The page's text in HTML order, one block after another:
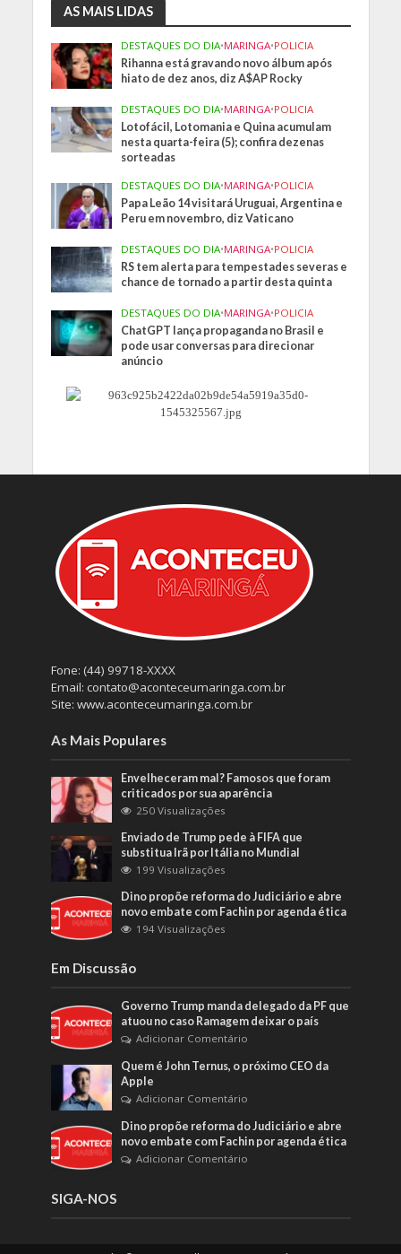
AS MAIS LIDAS
DESTAQUES DO DIA•MARINGA•POLICIA
Rihanna está gravando novo álbum após
hiato de dez anos, diz A$AP Rocky
DESTAQUES DO DIA•MARINGA•POLICIA
Lotofácil, Lotomania e Quina acumulam
nesta quarta-feira (5); confira dezenas
sorteadas
DESTAQUES DO DIA•MARINGA•POLICIA
Papa Leão 14 visitará Uruguai, Argentina e
Peru em novembro, diz Vaticano
DESTAQUES DO DIA•MARINGA•POLICIA
RS tem alerta para tempestades severas e
chance de tornado a partir desta quinta
DESTAQUES DO DIA•MARINGA•POLICIA
ChatGPT lança propaganda no Brasil e
pode usar conversas para direcionar
anúncio
Fone: (44) 99718-XXXX
Email: contato@aconteceumaringa.com.br
Site: www.aconteceumaringa.com.br
As Mais Populares
Envelheceram mal? Famosos que foram
criticados por sua aparência
250 Visualizações
Enviado de Trump pede à FIFA que
substitua Irã por Itália no Mundial
199 Visualizações
Dino propõe reforma do Judiciário e abre
novo embate com Fachin por agenda ética
194 Visualizações
Em Discussão
Governo Trump manda delegado da PF que
atuou no caso Ramagem deixar o país
Adicionar Comentário
Quem é John Ternus, o próximo CEO da
Apple
Adicionar Comentário
Dino propõe reforma do Judiciário e abre
novo embate com Fachin por agenda ética
Adicionar Comentário
SIGA-NOS